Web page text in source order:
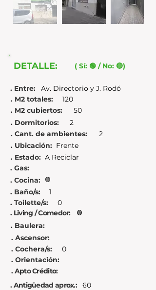
DETALLE: ( Sí: 🟢 / No: 🔴)
. Entre:
Av. Directorio y J. Rodó
. M2 totales:
120
. M2 cubiertos:
50
. Dormitorios:
2
. Cant. de ambientes:
2
. Ubicación: Frente
. Estado: A Reciclar
. Gas:
. Cocina:
🟢
. Baño/s:
1
. Toilette/s:
0
. Living / Comedor:
🟢
. Baulera:
. Ascensor:
. Cochera/s:
0
. Orientación:
. Apto Crédito:
. Antigüedad aprox.:
60